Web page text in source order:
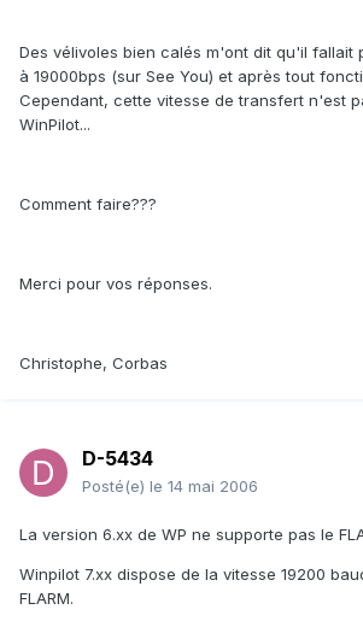
Des vélivoles bien calés m'ont dit qu'il fallait
à 19000bps (sur See You) et après tout
Cependant, cette vitesse de transfert n'est
WinPilot...
Comment faire???
Merci pour vos réponses.
Christophe, Corbas
D-5434
Posté(e) le 14 mai 2006
La version 6.xx de WP ne supporte pas le
Winpilot 7.xx dispose de la vitesse 19200
FLARM.